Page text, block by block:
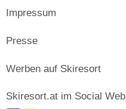
Impressum
Presse
Werben auf Skiresort
Skiresort.at im Social Web